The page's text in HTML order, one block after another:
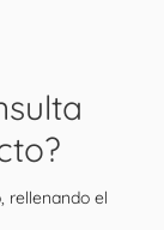
rellenando el